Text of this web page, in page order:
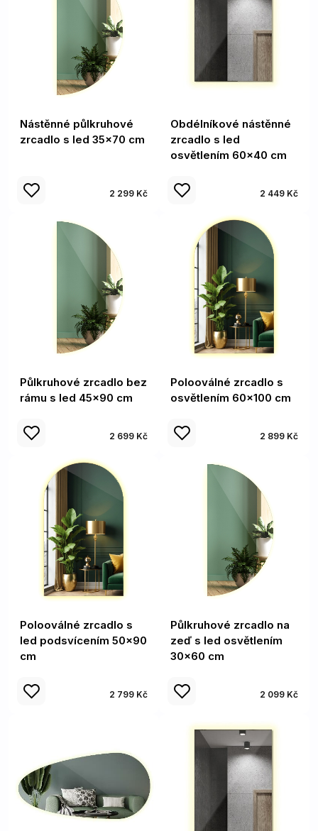
Nástěnné půlkruhové
zrcadlo s led 35x70 cm
2 299 Kč
Obdélníkové nástěnné
zrcadlo s led
osvětlením 60x40 cm
2 449 Kč
Půlkruhové zrcadlo bez
rámu s led 45x90 cm
2 699 Kč
Polooválné zrcadlo s
osvětlením 60x100 cm
2 899 Kč
Polooválné zrcadlo s
led podsvícením 50x90
cm
2 799 Kč
Půlkruhové zrcadlo na
zeď s led osvětlením
30x60 cm
2 099 Kč